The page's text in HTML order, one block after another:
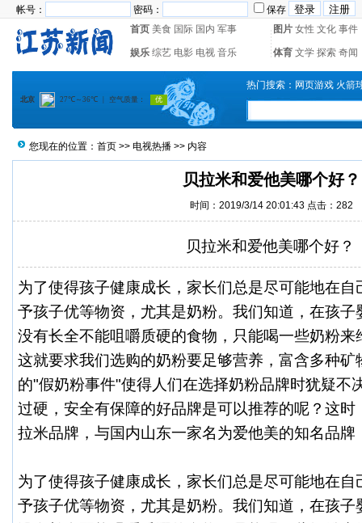
帐号： 密码：
保存
首页 美食 国际 国内 军事 图片 女性 文化 事件
娱乐 综艺 电影 电视 音乐 体育 文学 探索 奇闻
热门搜索： 网页游戏 火箭
您现在的位置： 首页 >> 电视热播 >> 内容
贝拉米和爱他美哪个好？
时间：2019/3/14 20:01:43 点击： 282
贝拉米和爱他美哪个好？
为了使得孩子健康成长，家长们总是尽可能地在
予孩子优等物资，尤其是奶粉。我们知道，在孩子
没有长全不能咀嚼质硬的食物，只能喝一些奶粉来
这就要求我们选购的奶粉要足够营养，富含多种矿
的"假奶粉事件"使得人们在选择奶粉品牌时犹疑不
过硬，安全有保障的好品牌是可以推荐的呢？这时
拉米品牌，与国内山东一家名为爱他美的知名品牌
为了使得孩子健康成长，家长们总是尽可能地在
予孩子优等物资，尤其是奶粉。我们知道，在孩子